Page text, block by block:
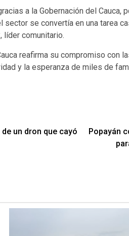
a la Gobernación del
sector se convertía en una tarea
líder comunitario.
reafirma su compromiso con
y la esperanza de miles de
un dron que cayó
Popayán